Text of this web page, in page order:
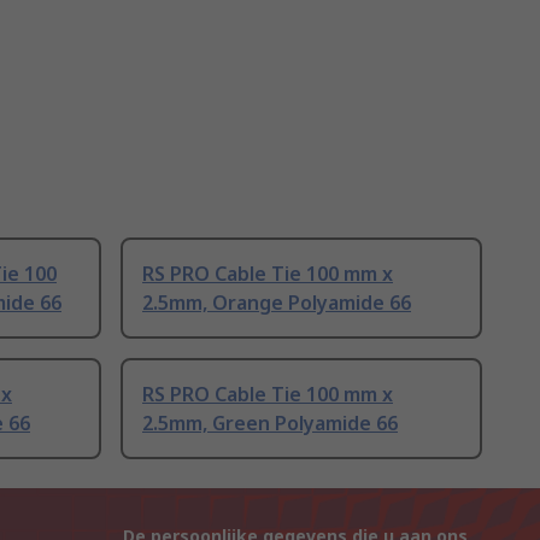
100
66
RS PRO Cable Tie 100 mm x
2.5mm, Orange Polyamide 66
66
RS PRO Cable Tie 100 mm x
2.5mm, Green Polyamide 66